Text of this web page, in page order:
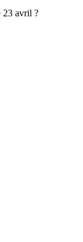
23 avril ?